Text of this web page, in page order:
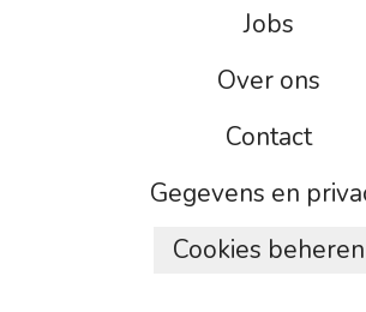
Jobs
Over ons
Contact
Gegevens en
Cookies beheren